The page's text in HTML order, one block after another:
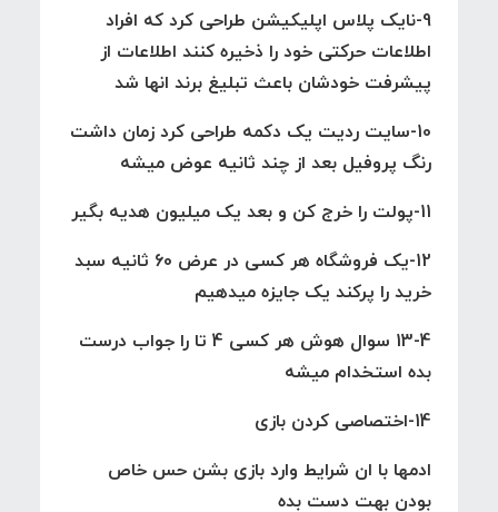
9-نایک پلاس اپلیکیشن طراحی کرد که افراد
اطلاعات حرکتی خود را ذخیره کنند اطلاعات از
پیشرفت خودشان باعث تبلیغ برند انها شد
10-سایت ردیت یک دکمه طراحی کرد زمان داشت
رنگ پروفیل بعد از چند ثانیه عوض میشه
11-پولت را خرج کن و بعد یک میلیون هدیه بگیر
12-یک فروشگاه هر کسی در عرض 60 ثانیه سبد
خرید را پرکند یک جایزه میدهیم
13-4 سوال هوش هر کسی 4 تا را جواب درست
بده استخدام میشه
14-اختصاصی کردن بازی
ادمها با ان شرایط وارد بازی بشن حس خاص
بودن بهت دست بده